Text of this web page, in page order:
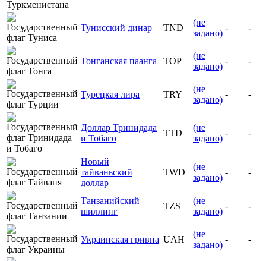
Тунисский динар TND
(не
задано)
- -
Тонганская паанга TOP
(не
задано)
- -
Турецкая лира TRY
(не
задано)
- -
Доллар Тринидада
и Тобаго
TTD
(не
задано)
- -
Новый
тайваньский
доллар
TWD
(не
задано)
- -
Танзанийский
шиллинг
TZS
(не
задано)
- -
Украинская гривна UAH
(не
задано)
- -